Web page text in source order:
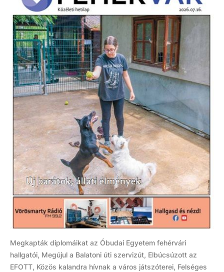
Megkapták diplomáikat az Óbudai Egyetem fehérvári
hallgatói, Megújul a Balatoni úti szervizút, Elbúcsúzott az
EFOTT, Közös kalandra hívnak a város játszóterei, Felséges